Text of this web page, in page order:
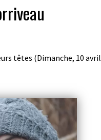
têtes (Dimanche, 10 avril